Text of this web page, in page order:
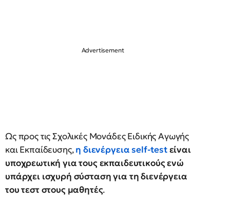
Ως προς τις Σχολικές Μονάδες Ειδικής Αγωγής
και Εκπαίδευσης,η διενέργεια self-testείναι
υποχρεωτική για τους εκπαιδευτικούς ενώ
υπάρχει ισχυρή σύσταση για τη διενέργεια
του τεστ στους μαθητές.